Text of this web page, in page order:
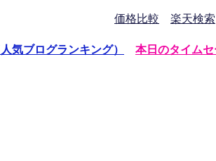
価格比較 楽天検索
気ブログランキング） 本日のタイム